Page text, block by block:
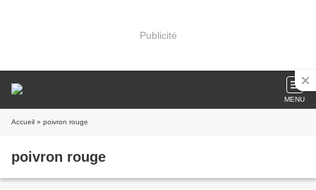
Publicité
MENU
Accueil » poivron rouge
poivron rouge